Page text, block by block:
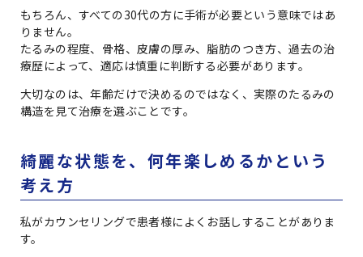
もちろん、すべての30代の方に手術が必要という意味ではあ
りません。
たるみの程度、骨格、皮膚の厚み、脂肪のつき方、過去の治
療歴によって、適応は慎重に判断する必要があります。
大切なのは、年齢だけで決めるのではなく、実際のたるみの
構造を見て治療を選ぶことです。
綺麗な状態を、何年楽しめるかという
考え方
私がカウンセリングで患者様によくお話しすることがありま
す。